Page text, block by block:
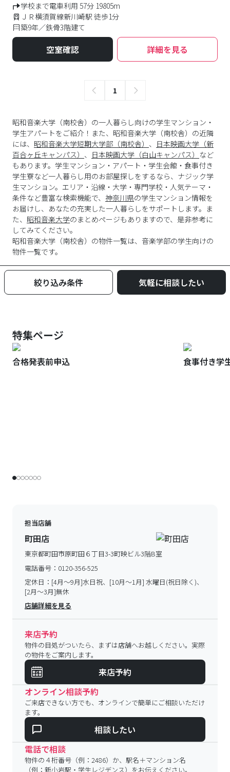
学校まで電車利用 57分 19805m
ＪＲ横須賀線新川崎駅 徒歩1分
築9年／鉄骨3階建て
空室確認 詳細を見る
1
昭和音楽大学（南校舎）の一人暮らし向けの学生マンション・
学生アパートをご紹介！また、昭和音楽大学（南校舎）の近隣
には、 昭和音楽大学短期大学部（南校舎） 、 日本映画大学（新
百合ヶ丘キャンパス） 、 日本映画大学（白山キャンパス） など
もあります。学生マンション・アパート・学生会館・食事付き
学生寮など一人暮らし用のお部屋探しをするなら、ナジック学
生マンション。エリア・沿線・大学・専門学校・人気テーマ・
条件など豊富な検索機能で、 神奈川県の学生マンション情報を
お届けし、あなたの充実した一人暮らしをサポートします。ま
た、 昭和音楽大学のまとめページもありますので、是非参考に
してみてください。
昭和音楽大学 （南校舎）の物件一覧は、 音楽学部の学生向けの
物件一覧です。
絞り込み条件 気軽に相談したい
特集ページ
合格発表前申込 食事付き学
担当店舗
町田店
東京都町田市原町田６丁目3-3町映ビル3階B室
電話番号： 0120-356-525
定休日： [4月～9月]水日祝、[10月～1月] 水曜日(祝日除く)、
[2月～3月]無休
店舗詳細を見る
来店予約
物件の目処がついたら、まずは店舗へお越しください。実際
の物件をご案内します。
来店予約
オンライン相談予約
ご来店できない方でも、オンラインで簡単にご相談いただけ
ます。
相談したい
電話で相談
物件の４桁番号（例：2486）か、駅名＋マンション名
（例：新小岩駅・学生レジデンス）をお伝えください。